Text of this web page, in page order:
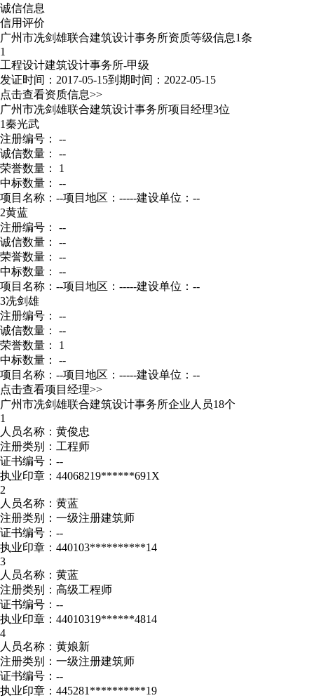
诚信信息
信用评价
广州市冼剑雄联合建筑设计事务所资质等级信息1条
1
工程设计建筑设计事务所-甲级
发证时间：2017-05-15到期时间：2022-05-15
点击查看资质信息>>
广州市冼剑雄联合建筑设计事务所项目经理3位
1秦光武
注册编号： --
诚信数量： --
荣誉数量： 1
中标数量： --
项目名称：--项目地区：-----建设单位：--
2黄蓝
注册编号： --
诚信数量： --
荣誉数量： --
中标数量： --
项目名称：--项目地区：-----建设单位：--
3冼剑雄
注册编号： --
诚信数量： --
荣誉数量： 1
中标数量： --
项目名称：--项目地区：-----建设单位：--
点击查看项目经理>>
广州市冼剑雄联合建筑设计事务所企业人员18个
1
人员名称：黄俊忠
注册类别：工程师
证书编号：--
执业印章：44068219******691X
2
人员名称：黄蓝
注册类别：一级注册建筑师
证书编号：--
执业印章：440103**********14
3
人员名称：黄蓝
注册类别：高级工程师
证书编号：--
执业印章：44010319******4814
4
人员名称：黄娘新
注册类别：一级注册建筑师
证书编号：--
执业印章：445281**********19